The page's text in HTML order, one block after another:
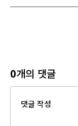
0개의 댓글
댓글 작성